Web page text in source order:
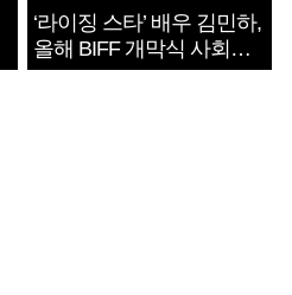
‘라이징 스타’ 배우 김민하,
올해 BIFF 개막식 사회자
확정